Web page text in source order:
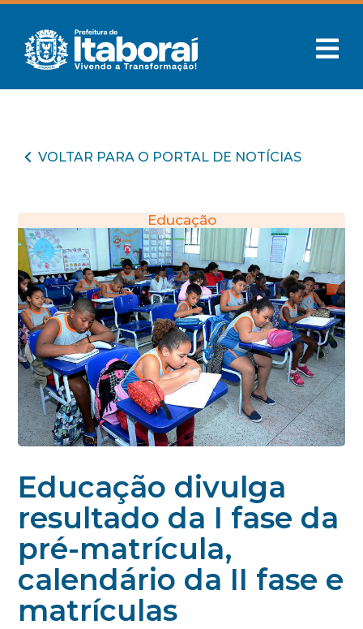
VOLTAR PARA O PORTAL DE NOTÍCIAS
Educação
Educação divulga
resultado da I fase da
pré-matrícula,
calendário da II fase e
matrículas